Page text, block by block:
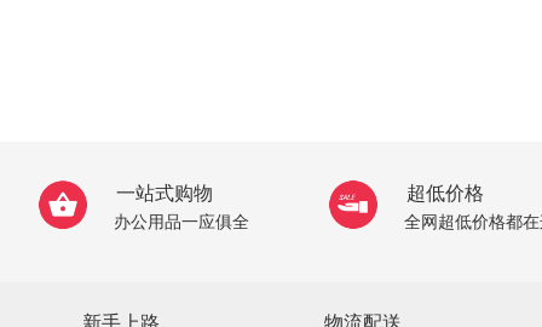
一站式购物
办公用品一应俱全
超低价格
全网超低价格都
新手上路 物流配送